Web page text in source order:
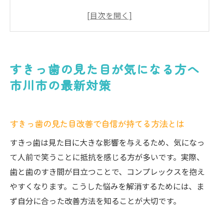
市川市で話題のすきっ歯対策と選ぶポイン
必要
自然な笑顔へ導く市川市のすきっ歯相談窓
市川市でおすすめのすきっ歯治療クリニッ
ク情報
市川エリアで選ぶすきっ歯治療の安心ポイント
すきっ歯治療の安心クリニック選び方を解
市川市で信頼されるすきっ歯治療の特徴と
すきっ歯の見た目が気になる方へ
市川市の最新対策
すきっ歯の見た目改善で自信が持てる方法とは
すきっ歯は見た目に大きな影響を与えるため、気になっ
て人前で笑うことに抵抗を感じる方が多いです。実際、
歯と歯のすき間が目立つことで、コンプレックスを抱え
やすくなります。こうした悩みを解消するためには、ま
ず自分に合った改善方法を知ることが大切です。